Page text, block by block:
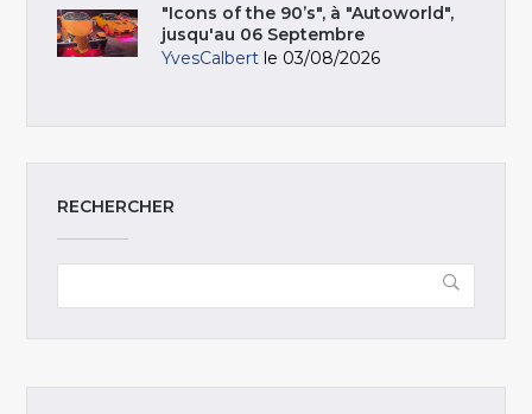
"Icons of the 90’s", à "Autoworld",
jusqu'au 06 Septembre
YvesCalbert le 03/08/2026
RECHERCHER